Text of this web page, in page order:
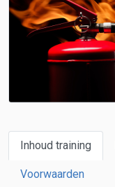
Inhoud training
Voorwaarden